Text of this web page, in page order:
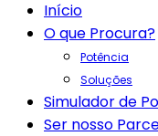
Início
O que Procura?
Potência
Soluções
Simulador de
Ser nosso